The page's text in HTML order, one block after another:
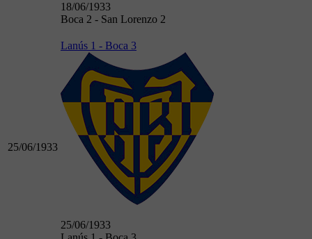
18/06/1933
Boca 2 - San Lorenzo 2
25/06/1933
Lanús 1 - Boca 3
25/06/1933